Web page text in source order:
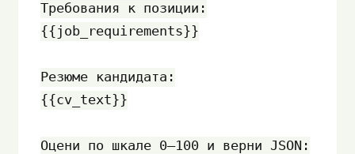
Требования к позиции:
{{job_requirements}}
Резюме кандидата:
{{cv_text}}
Оцени по шкале 0–100 и верни JSON: